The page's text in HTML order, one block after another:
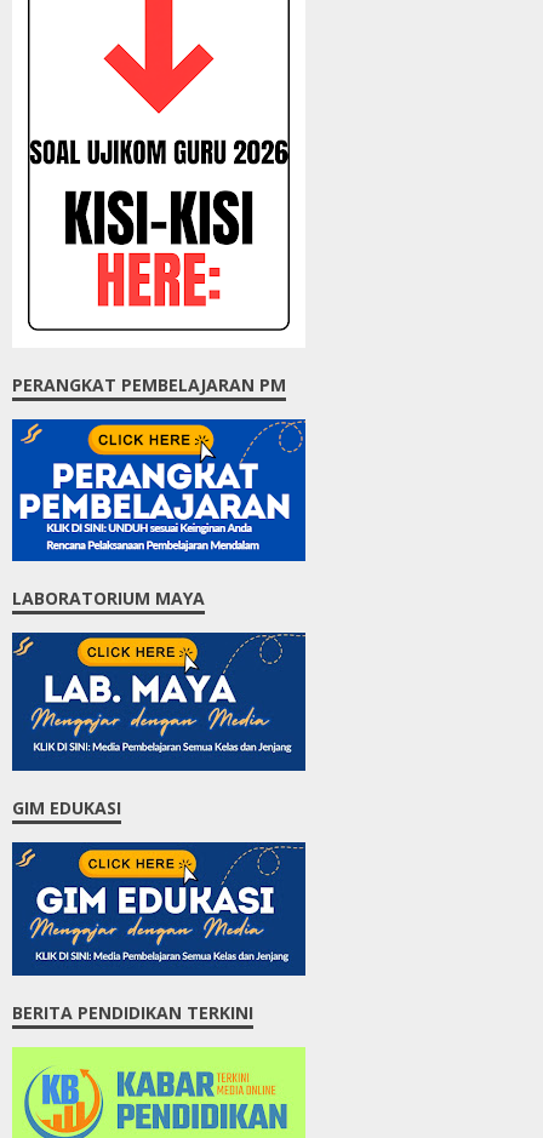
PERANGKAT PEMBELAJARAN PM
LABORATORIUM MAYA
GIM EDUKASI
BERITA PENDIDIKAN TERKINI